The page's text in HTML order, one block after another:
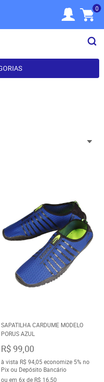
0
SAPATILHA CARDUME MODELO
PORUS AZUL
R$ 99,00
à vista R$ 94,05economize 5%no
Pix ou Depósito Bancário
ou em 6xde R$ 16,50